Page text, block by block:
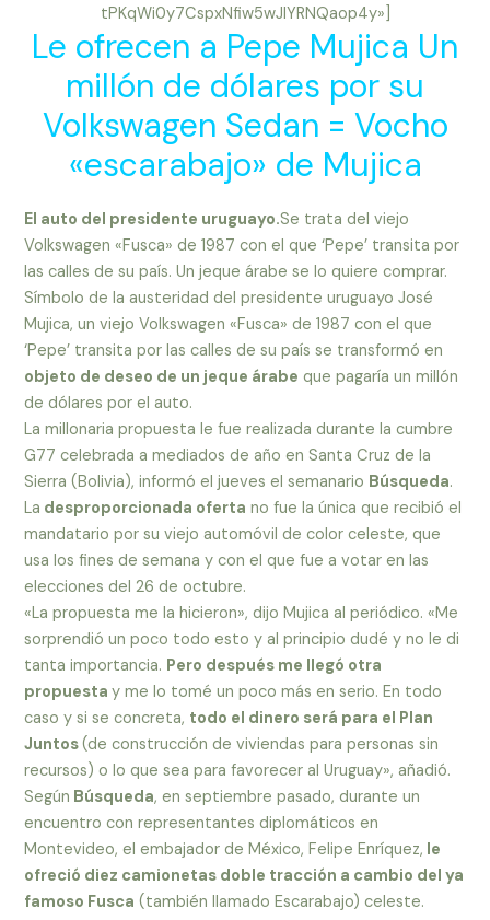
tPKqWi0y7CspxNfiw5wJIYRNQaop4y»]
Le ofrecen a Pepe Mujica Un
millón de dólares por su
Volkswagen Sedan = Vocho
«escarabajo» de Mujica
El auto del presidente uruguayo.Se trata del viejo
Volkswagen «Fusca» de 1987 con el que ‘Pepe’ transita por
las calles de su país. Un jeque árabe se lo quiere comprar.
Símbolo de la austeridad del presidente uruguayo José
Mujica, un viejo Volkswagen «Fusca» de 1987 con el que
‘Pepe’ transita por las calles de su país se transformó en
objeto de deseo de un jeque árabe que pagaría un millón
de dólares por el auto.
La millonaria propuesta le fue realizada durante la cumbre
G77 celebrada a mediados de año en Santa Cruz de la
Sierra (Bolivia), informó el jueves el semanario Búsqueda.
La desproporcionada oferta no fue la única que recibió el
mandatario por su viejo automóvil de color celeste, que
usa los fines de semana y con el que fue a votar en las
elecciones del 26 de octubre.
«La propuesta me la hicieron», dijo Mujica al periódico. «Me
sorprendió un poco todo esto y al principio dudé y no le di
tanta importancia. Pero después me llegó otra
propuestay me lo tomé un poco más en serio. En todo
caso y si se concreta, todo el dinero será para el Plan
Juntos(de construcción de viviendas para personas sin
recursos) o lo que sea para favorecer al Uruguay», añadió.
Según Búsqueda, en septiembre pasado, durante un
encuentro con representantes diplomáticos en
Montevideo, el embajador de México, Felipe Enríquez, le
ofreció diez camionetas doble tracción a cambio del ya
famoso Fusca (también llamado Escarabajo) celeste.